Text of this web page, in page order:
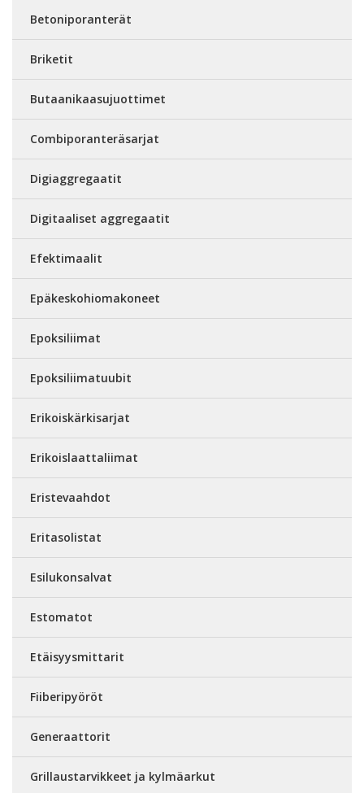
Betoniporanterät
Briketit
Butaanikaasujuottimet
Combiporanteräsarjat
Digiaggregaatit
Digitaaliset aggregaatit
Efektimaalit
Epäkeskohiomakoneet
Epoksiliimat
Epoksiliimatuubit
Erikoiskärkisarjat
Erikoislaattaliimat
Eristevaahdot
Eritasolistat
Esilukonsalvat
Estomatot
Etäisyysmittarit
Fiiberipyöröt
Generaattorit
Grillaustarvikkeet ja kylmäarkut